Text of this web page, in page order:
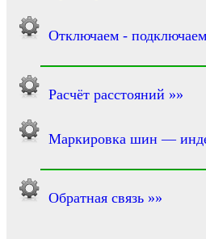
Отключаем -
Расчёт расстояний »»
Маркировка шин —
Обратная связь »»